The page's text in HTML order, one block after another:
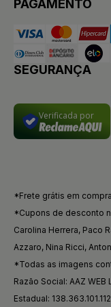
PAGAMENTO
SEGURANÇA
Verificada por
*Frete grátis em
*Cupons de desconto
Carolina Herrera, Paco
Azzaro, Nina Ricci,
*Todas as imagens
Razão Social: AAZ
Estadual: